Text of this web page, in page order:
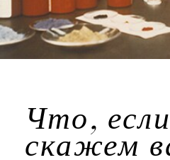
Что,
скажем